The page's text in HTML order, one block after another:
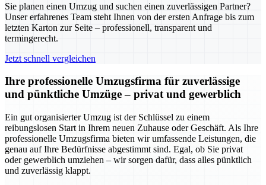
Sie planen einen Umzug und suchen einen zuverlässigen Partner?
Unser erfahrenes Team steht Ihnen von der ersten Anfrage bis zum
letzten Karton zur Seite – professionell, transparent und
termingerecht.
Jetzt schnell vergleichen
Ihre professionelle Umzugsfirma für zuverlässige
und pünktliche Umzüge – privat und gewerblich
Ein gut organisierter Umzug ist der Schlüssel zu einem
reibungslosen Start in Ihrem neuen Zuhause oder Geschäft. Als Ihre
professionelle Umzugsfirma bieten wir umfassende Leistungen, die
genau auf Ihre Bedürfnisse abgestimmt sind. Egal, ob Sie privat
oder gewerblich umziehen – wir sorgen dafür, dass alles pünktlich
und zuverlässig klappt.